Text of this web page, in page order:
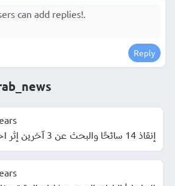
Reply
إنقاذ 14 سائحًا والبحث عن 3 آخرين إثر احتراق مركب سياح...